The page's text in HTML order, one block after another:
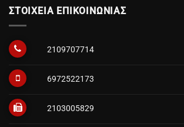
ΣΤΟΙΧΕΙΑ ΕΠΙΚΟΙΝΩΝΙΑΣ
2109707714
6972522173
2103005829